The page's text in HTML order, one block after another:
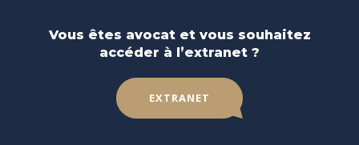
Vous êtes avocat et vous souhaitez
accéder à l’extranet ?
EXTRANET